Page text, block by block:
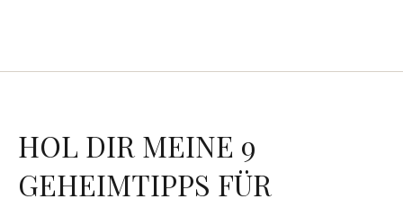
HOL DIR MEINE 9
GEHEIMTIPPS FÜR